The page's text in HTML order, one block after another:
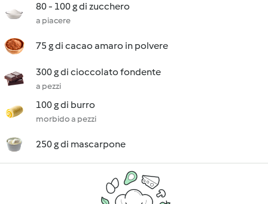
80 - 100 g di zucchero
a piacere
75 g di cacao amaro in polvere
300 g di cioccolato fondente
a pezzi
100 g di burro
morbido a pezzi
250 g di mascarpone